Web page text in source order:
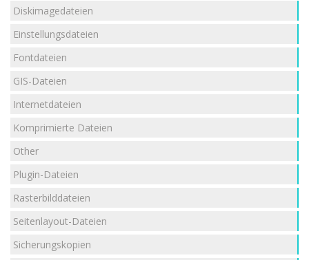
Diskimagedateien
Einstellungsdateien
Fontdateien
GIS-Dateien
Internetdateien
Komprimierte Dateien
Other
Plugin-Dateien
Rasterbilddateien
Seitenlayout-Dateien
Sicherungskopien